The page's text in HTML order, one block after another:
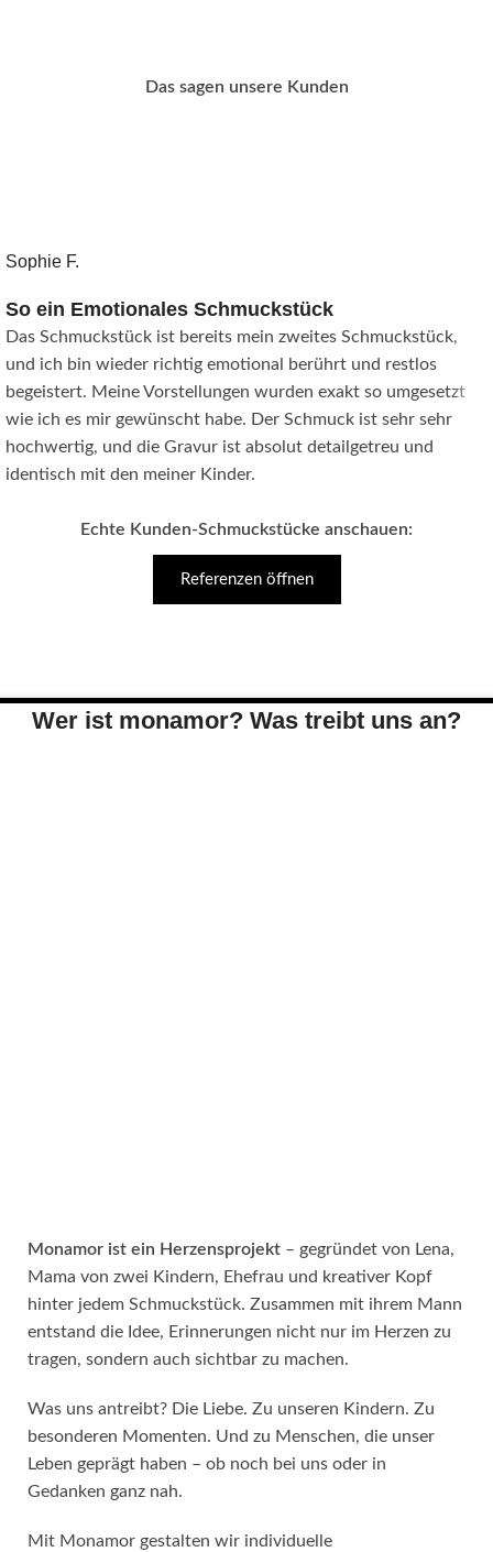
Das sagen unsere Kunden
Sophie F.
So ein Emotionales Schmuckstück
Das Schmuckstück ist bereits mein zweites Schmuckstück,
und ich bin wieder richtig emotional berührt und restlos
begeistert. Meine Vorstellungen wurden exakt so umgesetzt
wie ich es mir gewünscht habe. Der Schmuck ist sehr sehr
hochwertig, und die Gravur ist absolut detailgetreu und
identisch mit den meiner Kinder.
Echte Kunden-Schmuckstücke anschauen:
Referenzen öffnen
Wer ist monamor? Was treibt uns an?
Monamor ist ein Herzensprojekt – gegründet von Lena,
Mama von zwei Kindern, Ehefrau und kreativer Kopf
hinter jedem Schmuckstück. Zusammen mit ihrem Mann
entstand die Idee, Erinnerungen nicht nur im Herzen zu
tragen, sondern auch sichtbar zu machen.
Was uns antreibt? Die Liebe. Zu unseren Kindern. Zu
besonderen Momenten. Und zu Menschen, die unser
Leben geprägt haben – ob noch bei uns oder in
Gedanken ganz nah.
Mit Monamor gestalten wir individuelle